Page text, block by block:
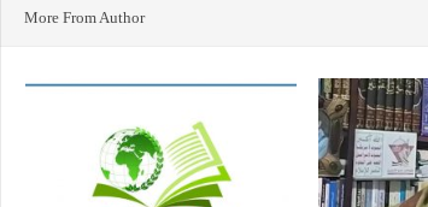
More From Author